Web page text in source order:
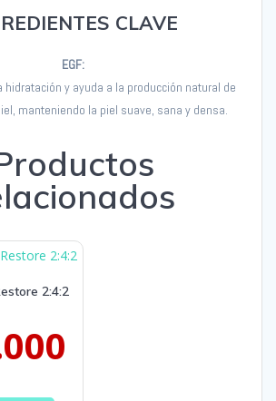
CLAVE
EGF:
hidratación y ayuda a la producción natural de
manteniendo la piel suave, sana y densa.
2:4:2